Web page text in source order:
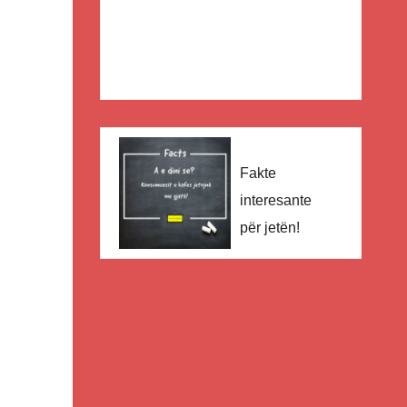
Fakte
interesante
për jetën!